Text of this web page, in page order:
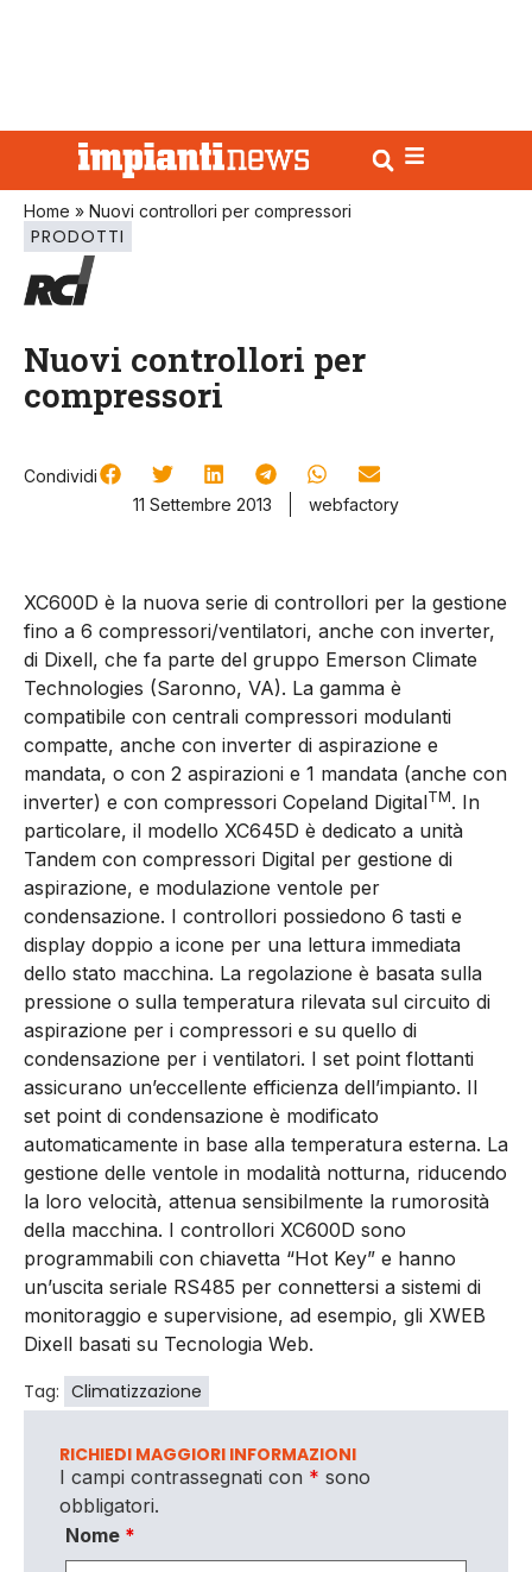
Home » Nuovi controllori per compressori
PRODOTTI
Nuovi controllori per
compressori
Condividi
11 Settembre 2013
webfactory
XC600D è la nuova serie di controllori per la gestione
fino a 6 compressori/ventilatori, anche con inverter,
di Dixell, che fa parte del gruppo Emerson Climate
Technologies (Saronno, VA). La gamma è
compatibile con centrali compressori modulanti
compatte, anche con inverter di aspirazione e
mandata, o con 2 aspirazioni e 1 mandata (anche con
inverter) e con compressori Copeland DigitalTM. In
particolare, il modello XC645D è dedicato a unità
Tandem con compressori Digital per gestione di
aspirazione, e modulazione ventole per
condensazione. I controllori possiedono 6 tasti e
display doppio a icone per una lettura immediata
dello stato macchina. La regolazione è basata sulla
pressione o sulla temperatura rilevata sul circuito di
aspirazione per i compressori e su quello di
condensazione per i ventilatori. I set point flottanti
assicurano un’eccellente efficienza dell’impianto. Il
set point di condensazione è modificato
automaticamente in base alla temperatura esterna. La
gestione delle ventole in modalità notturna, riducendo
la loro velocità, attenua sensibilmente la rumorosità
della macchina. I controllori XC600D sono
programmabili con chiavetta “Hot Key” e hanno
un’uscita seriale RS485 per connettersi a sistemi di
monitoraggio e supervisione, ad esempio, gli XWEB
Dixell basati su Tecnologia Web.
Tag: Climatizzazione
RICHIEDI MAGGIORI INFORMAZIONI
I campi contrassegnati con * sono
obbligatori.
Nome *